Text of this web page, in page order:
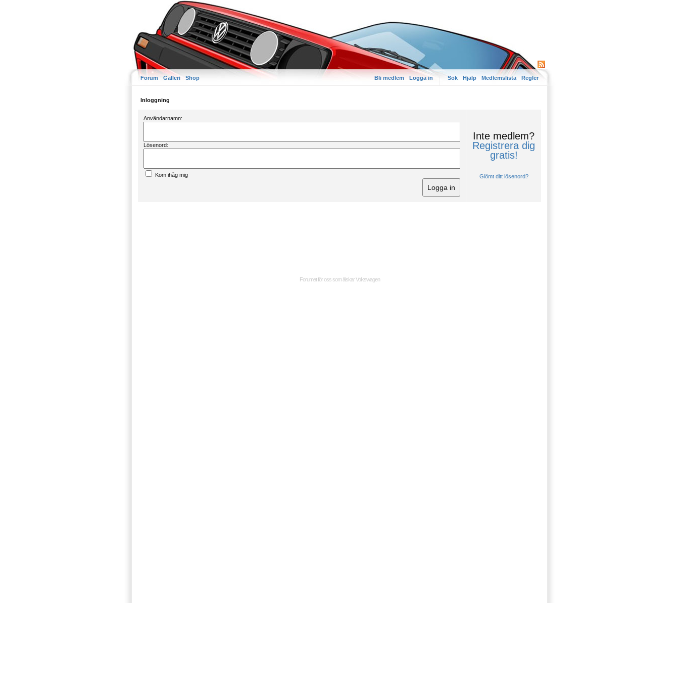
Forum Galleri Shop Bli medlem Logga in Sök Hjälp Medlemslista Regler
Inloggning
Användarnamn:
Lösenord:
Kom ihåg mig
Inte medlem?
Registrera dig
gratis!
Glömt ditt lösenord?
Forumet för oss som älskar Volkswagen